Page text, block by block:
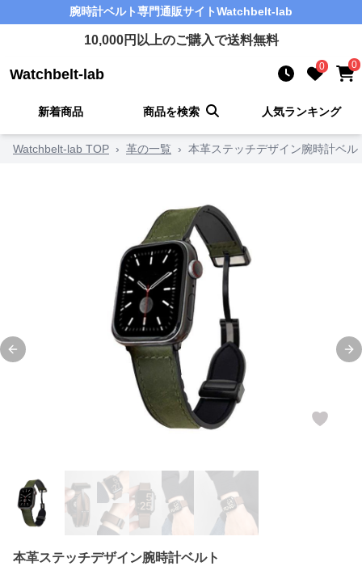
腕時計ベルト専門通販サイトWatchbelt-lab
10,000円以上のご購入で送料無料
Watchbelt-lab 0 0
新着商品 商品を検索 人気ランキング
Watchbelt-lab TOP › 革の一覧 › 本革ステッチデザイン腕時計ベル
Previous slide
本革ステッチデザイン腕時計ベルト